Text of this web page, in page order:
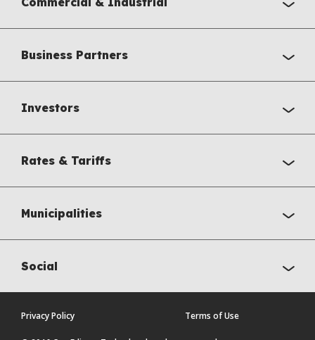
Business Partners
Investors
Rates & Tariffs
Municipalities
Social
Privacy Policy Terms of Use